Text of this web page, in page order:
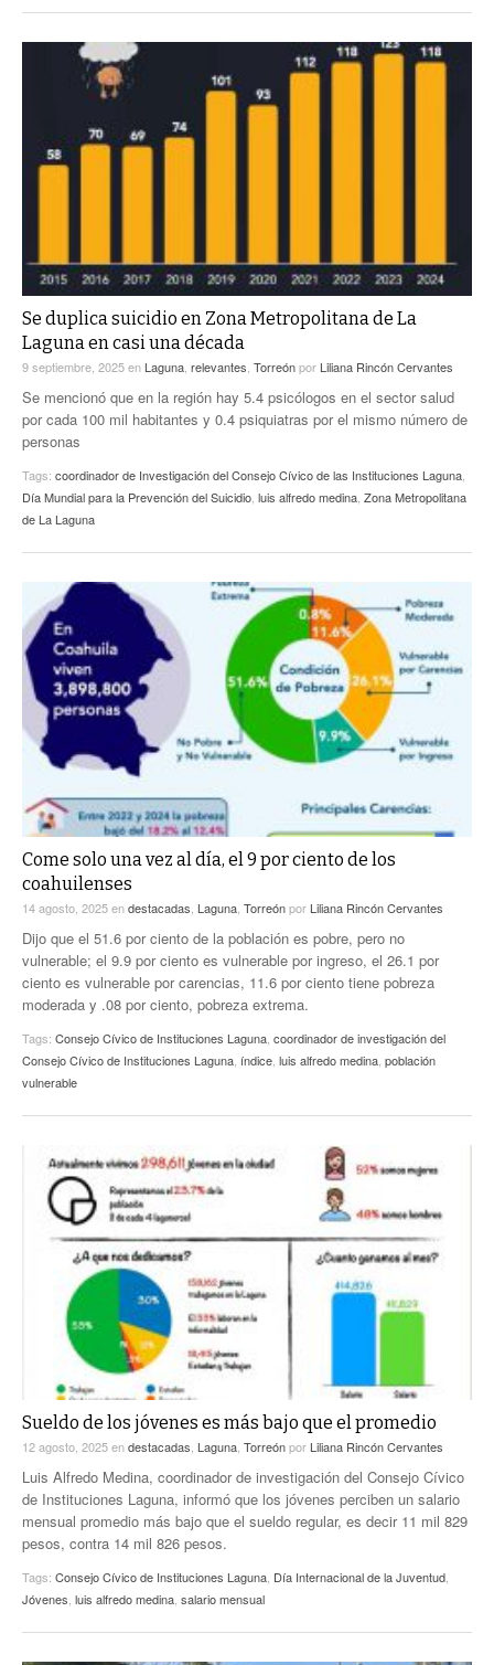
Se duplica suicidio en Zona Metropolitana de La
Laguna en casi una década
9 septiembre, 2025en Laguna, relevantes, Torreónpor Liliana Rincón Cervantes
Se mencionó que en la región hay 5.4 psicólogos en el sector salud
por cada 100 mil habitantes y 0.4 psiquiatras por el mismo número de
personas
Tags: coordinador de Investigación del Consejo Cívico de las Instituciones Laguna,
Día Mundial para la Prevención del Suicidio, luis alfredo medina, Zona Metropolitana
de La Laguna
Come solo una vez al día, el 9 por ciento de los
coahuilenses
14 agosto, 2025endestacadas Laguna Torreónpor Liliana Rincón Cervantes
Dijo que el 51.6 por ciento de la población es pobre, pero no
vulnerable; el 9.9 por ciento es vulnerable por ingreso, el 26.1 por
ciento es vulnerable por carencias, 11.6 por ciento tiene pobreza
moderada y .08 por ciento, pobreza extrema.
Tags: Consejo Cívico de Instituciones Laguna coordinador de investigación del
Consejo Cívico de Instituciones Laguna índice luis alfredo medina población
vulnerable
Sueldo de los jóvenes es más bajo que el promedio
12 agosto, 2025endestacadas Laguna Torreónpor Liliana Rincón Cervantes
Luis Alfredo Medina, coordinador de investigación del Consejo Cívico
de Instituciones Laguna, informó que los jóvenes perciben un salario
mensual promedio más bajo que el sueldo regular, es decir 11 mil 829
pesos, contra 14 mil 826 pesos.
Tags: Consejo Cívico de Instituciones Laguna Día Internacional de la Juventud
Jóvenes luis alfredo medina salario mensual